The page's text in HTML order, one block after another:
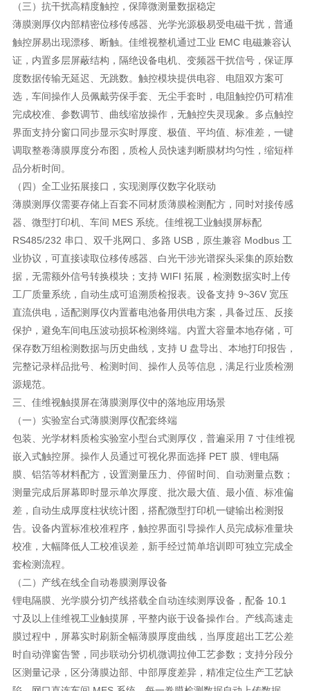
（三）抗干扰高精度触控，保障微测量数据稳定
薄膜测厚仪内部精密位移传感器、光学光源极易受电磁干扰，普通
触控屏易出现漂移、断触。佳维视整机通过工业 EMC 电磁兼容认
证，内置多层屏蔽结构，隔绝设备电机、变频器干扰信号，保证厚
度数据传输无延迟、无跳数。触控模块提供电容、电阻双方案可
选，车间操作人员佩戴劳保手套、无尘手套时，电阻触控仍可精准
完成校准、参数调节、曲线缩放操作，无触控失灵现象。多点触控
界面支持分窗口同步显示实时厚度、极值、平均值、标准差，一键
调取整卷薄膜厚度分布图，质检人员快速判断膜材均匀性，缩短样
品分析时间。
（四）全工业拓展接口，实现测厚仪数字化联动
薄膜测厚仪需要存储上百套不同材质薄膜检测配方，同时对接传感
器、微型打印机、车间 MES 系统。佳维视工业触摸屏标配
RS485/232 串口、双千兆网口、多路 USB，原生兼容 Modbus 工
业协议，可直接读取位移传感器、白光干涉光谱探头采集的原始数
据，无需额外信号转换模块；支持 WIFI 拓展，检测数据实时上传
工厂质量系统，自动生成可追溯质检报表。设备支持 9~36V 宽压
直流供电，适配测厚仪内置蓄电池备用供电方案，具备过压、反接
保护，避免车间电压波动损坏检测终端。内置大容量本地存储，可
保存数万组检测数据与历史曲线，支持 U 盘导出、本地打印报告，
完整记录样品批号、检测时间、操作人员等信息，满足行业质检溯
源规范。
三、佳维视触摸屏在薄膜测厚仪中的落地应用场景
（一）实验室台式薄膜测厚仪配套终端
包装、光学材料质检实验室小型台式测厚仪，普遍采用 7 寸佳维视
嵌入式触控屏。操作人员通过可视化界面选择 PET 膜、锂电隔
膜、铝箔等材料配方，设置测量压力、停留时间、自动测量点数；
测量完成后屏幕即时显示单次厚度、批次最大值、最小值、标准偏
差，自动生成厚度柱状统计图，搭配微型打印机一键输出检测报
告。设备内置标准校准程序，触控界面引导操作人员完成标准量块
校准，大幅降低人工校准误差，新手经过简单培训即可独立完成全
套检测流程。
（二）产线在线全自动卷膜测厚设备
锂电隔膜、光学膜分切产线搭载全自动连续测厚设备，配备 10.1
寸及以上佳维视工业触摸屏，平整内嵌于设备操作台。产线高速走
膜过程中，屏幕实时刷新全幅薄膜厚度曲线，当厚度超出工艺公差
时自动弹窗告警，同步联动分切机微调拉伸工艺参数；支持分段分
区测量记录，区分薄膜边部、中部厚度差异，精准定位生产工艺缺